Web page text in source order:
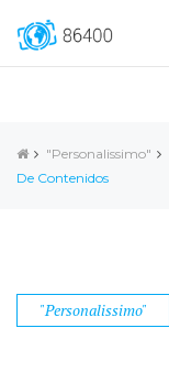
"Personalissimo"
De Contenidos
"Personalissimo"